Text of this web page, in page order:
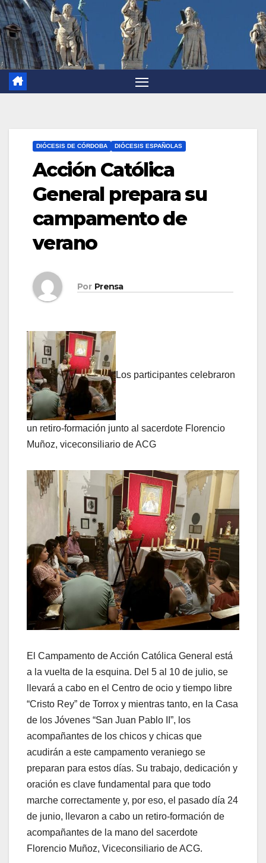
DIÓCESIS DE CÓRDOBA DIÓCESIS ESPAÑOLAS
Acción Católica
General prepara su
campamento de
verano
Por Prensa
Los participantes celebraron
un retiro-formación junto al sacerdote Florencio
Muñoz, viceconsiliario de ACG
El Campamento de Acción Católica General está
a la vuelta de la esquina. Del 5 al 10 de julio, se
llevará a cabo en el Centro de ocio y tiempo libre
“Cristo Rey” de Torrox y mientras tanto, en la Casa
de los Jóvenes “San Juan Pablo II”, los
acompañantes de los chicos y chicas que
acudirán a este campamento veraniego se
preparan para estos días. Su trabajo, dedicación y
oración es clave fundamental para que todo
marche correctamente y, por eso, el pasado día 24
de junio, llevaron a cabo un retiro-formación de
acompañantes de la mano del sacerdote
Florencio Muñoz, Viceconsiliario de ACG.